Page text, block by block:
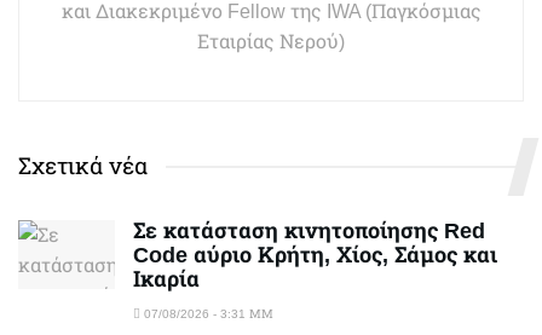
και Διακεκριμένο Fellow της IWA (Παγκόσμιας
Εταιρίας Νερού)
Σχετικά νέα
Σε κατάσταση κινητοποίησης Red
Code αύριο Κρήτη, Χίος, Σάμος και
Ικαρία
07/08/2026 - 3:31 ΜΜ